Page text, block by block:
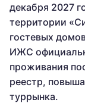
декабря 2027
территории
гостевых
ИЖС
проживания
реестр,
туррынка.